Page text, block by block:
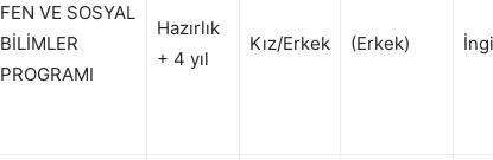
FEN VE SOSYAL
BİLİMLER
PROGRAMI
Hazırlık
+ 4 yıl
Kız/Erkek (Erkek)